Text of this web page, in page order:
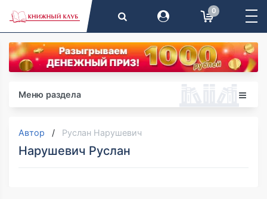
0
Меню раздела
Автор Руслан Нарушевич
Нарушевич Руслан